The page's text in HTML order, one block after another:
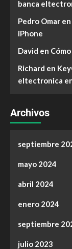
banca
Pedro Omar en
iPhone
David en
Richard en
eltectronica
Archivos
septiembre
mayo 2024
abril 2024
enero 2024
septiembre
julio 2023